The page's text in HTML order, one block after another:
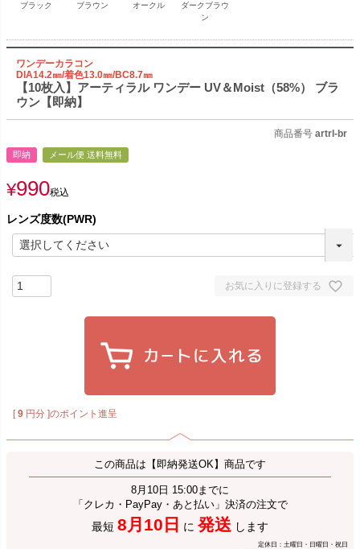
ブラック
ブラウン
オークル
ダークブラウ
ン
ワンデーカラコン
DIA14.2㎜/着色13.0㎜/BC8.7㎜
【10枚入】アーティラル ワンデー UV＆Moist（58%） ブラ
ウン【即納】
商品番号 artrl-br
即納 メール便 送料無料
¥990税込
レンズ度数(PWR)
お気に入りに登録する
[9 円分 ]のポイント進呈
この商品は【即納発送OK】商品です
8月10日 15:00までに
「クレカ・PayPay・あと払い」決済の注文で
最短 8月10日 に 発送 します
定休日：土曜日・日曜日・祝日